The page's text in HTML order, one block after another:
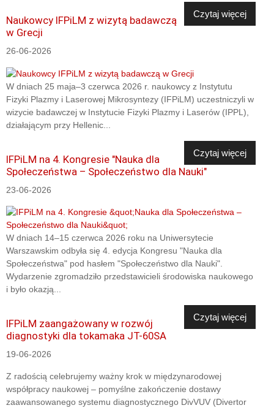
Czytaj więcej
Naukowcy IFPiLM z wizytą badawczą
w Grecji
26-06-2026
W dniach 25 maja–3 czerwca 2026 r. naukowcy z Instytutu
Fizyki Plazmy i Laserowej Mikrosyntezy (IFPiLM) uczestniczyli w
wizycie badawczej w Instytucie Fizyki Plazmy i Laserów (IPPL),
działającym przy Hellenic...
Czytaj więcej
IFPiLM na 4. Kongresie "Nauka dla
Społeczeństwa – Społeczeństwo dla Nauki"
23-06-2026
W dniach 14–15 czerwca 2026 roku na Uniwersytecie
Warszawskim odbyła się 4. edycja Kongresu "Nauka dla
Społeczeństwa" pod hasłem "Społeczeństwo dla Nauki".
Wydarzenie zgromadziło przedstawicieli środowiska naukowego
i było okazją...
Czytaj więcej
IFPiLM zaangażowany w rozwój
diagnostyki dla tokamaka JT-60SA
19-06-2026
Z radością celebrujemy ważny krok w międzynarodowej
współpracy naukowej – pomyślne zakończenie dostawy
zaawansowanego systemu diagnostycznego DivVUV (Divertor